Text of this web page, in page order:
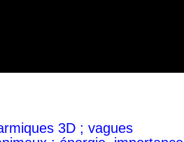
3D ; vagues